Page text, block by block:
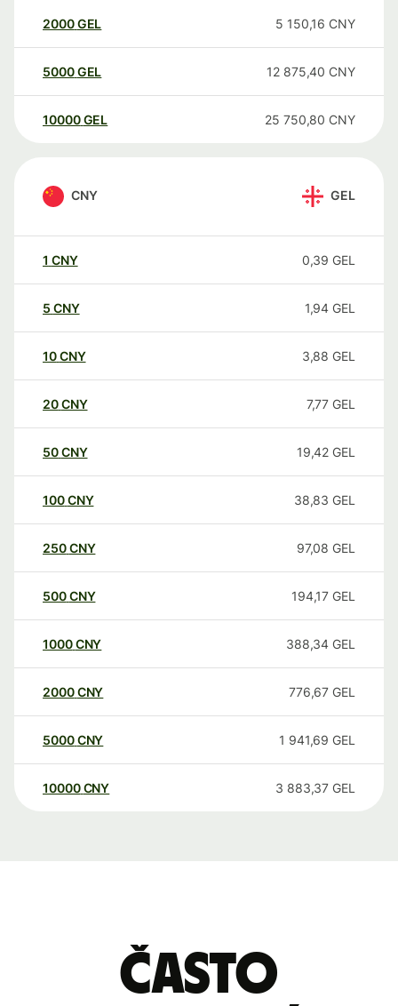
2000GEL 5 150,16 CNY
5000GEL 12 875,40 CNY
10000 GEL 25 750,80 CNY
CNY GEL
1 CNY 0,39 GEL
5 CNY 1,94 GEL
10CNY 3,88 GEL
20CNY 7,77 GEL
50CNY 19,42 GEL
100CNY 38,83 GEL
250CNY 97,08 GEL
500CNY 194,17 GEL
1000CNY 388,34 GEL
2000CNY 776,67 GEL
5000CNY 1 941,69 GEL
10000 CNY 3 883,37 GEL
Často